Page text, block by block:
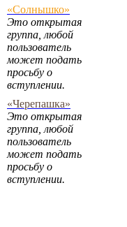
«Солнышко»
Это открытая
группа, любой
пользователь
может подать
просьбу о
вступлении.
«Черепашка»
Это открытая
группа, любой
пользователь
может подать
просьбу о
вступлении.